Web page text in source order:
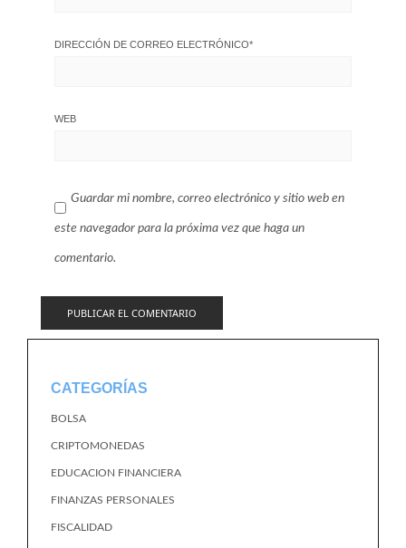
DIRECCIÓN DE CORREO ELECTRÓNICO*
WEB
Guardar mi nombre, correo electrónico y sitio web en
este navegador para la próxima vez que haga un
comentario.
CATEGORÍAS
BOLSA
CRIPTOMONEDAS
EDUCACION FINANCIERA
FINANZAS PERSONALES
FISCALIDAD